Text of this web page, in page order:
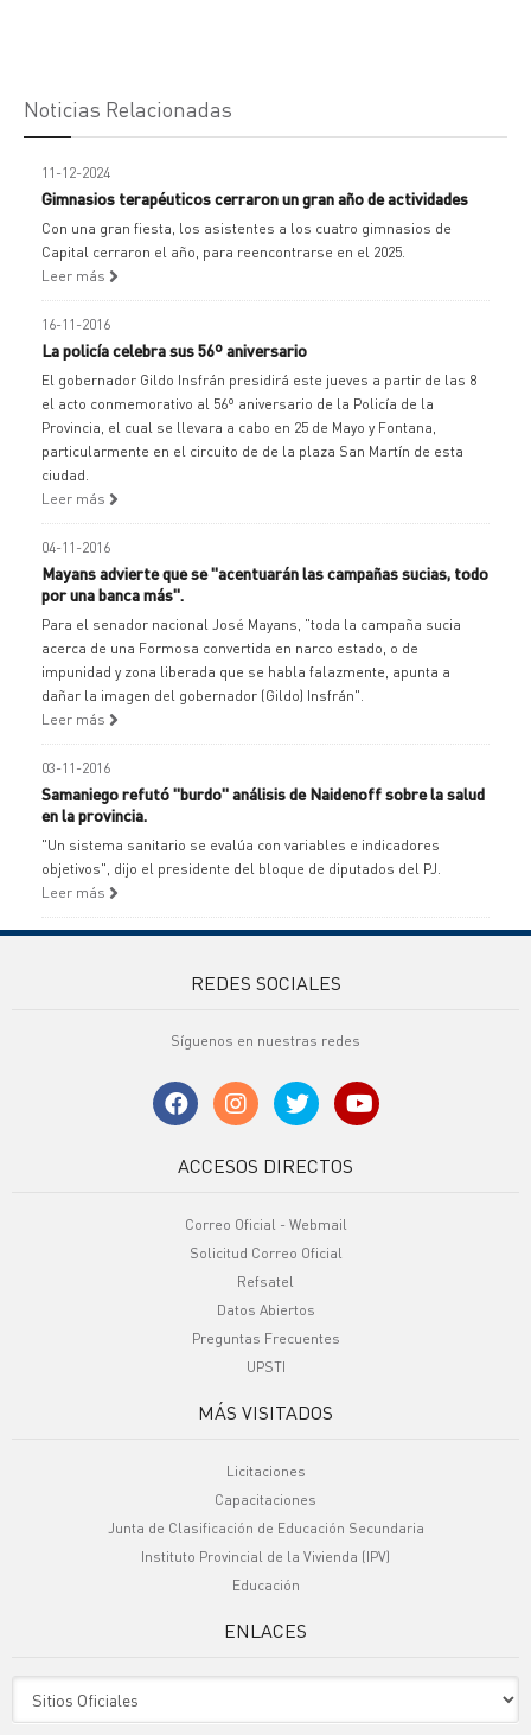
Noticias Relacionadas
11-12-2024
Gimnasios terapéuticos cerraron un gran año de actividades
Con una gran fiesta, los asistentes a los cuatro gimnasios de
Capital cerraron el año, para reencontrarse en el 2025.
Leer más
16-11-2016
La policía celebra sus 56º aniversario
El gobernador Gildo Insfrán presidirá este jueves a partir de las 8
el acto conmemorativo al 56º aniversario de la Policía de la
Provincia, el cual se llevara a cabo en 25 de Mayo y Fontana,
particularmente en el circuito de de la plaza San Martín de esta
ciudad.
Leer más
04-11-2016
Mayans advierte que se "acentuarán las campañas sucias, todo
por una banca más".
Para el senador nacional José Mayans, "toda la campaña sucia
acerca de una Formosa convertida en narco estado, o de
impunidad y zona liberada que se habla falazmente, apunta a
dañar la imagen del gobernador (Gildo) Insfrán".
Leer más
03-11-2016
Samaniego refutó "burdo" análisis de Naidenoff sobre la salud
en la provincia.
"Un sistema sanitario se evalúa con variables e indicadores
objetivos", dijo el presidente del bloque de diputados del PJ.
Leer más
REDES SOCIALES
Síguenos en nuestras redes
ACCESOS DIRECTOS
Correo Oficial - Webmail
Solicitud Correo Oficial
Refsatel
Datos Abiertos
Preguntas Frecuentes
UPSTI
MÁS VISITADOS
Licitaciones
Capacitaciones
Junta de Clasificación de Educación Secundaria
Instituto Provincial de la Vivienda (IPV)
Educación
ENLACES